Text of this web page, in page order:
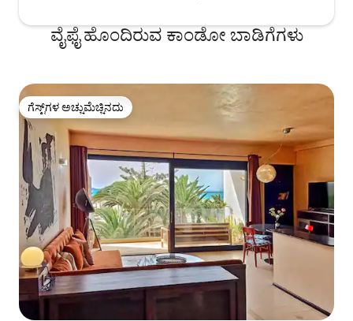
ವೈಫೈ ಹೊಂದಿರುವ ಕಾಂಡೋ ಬಾಡಿಗೆಗಳು
ಗೆಸ್ಟ್‌ಗಳ ಅಚ್ಚುಮೆಚ್ಚಿನದು
ಗೆಸ್ಟ್‌ಗಳ ಅಚ್ಚುಮೆಚ್ಚಿನದು